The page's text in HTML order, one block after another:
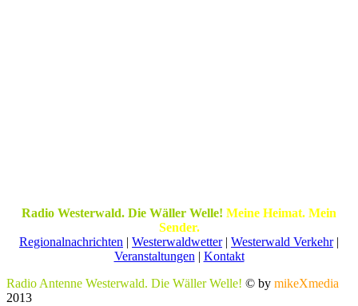
Radio Westerwald. Die Wäller Welle! Meine Heimat. Mein
Sender.
Regionalnachrichten | Westerwaldwetter| Westerwald Verkehr|
Veranstaltungen | Kontakt
Radio Antenne Westerwald. Die Wäller Welle! © by mikeXmedia
2013